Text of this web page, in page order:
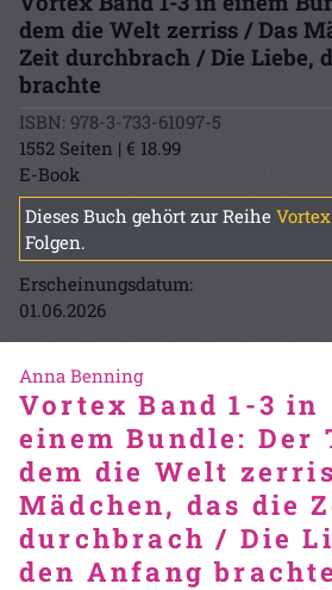
dem die Welt zerriss / Das
Zeit durchbrach / Die Liebe,
brachte
ISBN: 978-3-733-61097-5
1552 Seiten | € 18.99
E-Book
Dieses Buch gehört zur Reihe Vortex
Folgen.
Erscheinungsdatum:
01.06.2026
Anna Benning
Vortex Band 1-3 in
einem Bundle: Der
dem die Welt
Mädchen, das die
durchbrach / Die
den Anfang brachte